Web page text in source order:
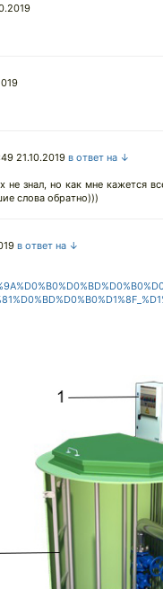
21.10.2019 в ответ на ↓
не знал, но как мне кажется
слова обратно)))
в ответ на ↓